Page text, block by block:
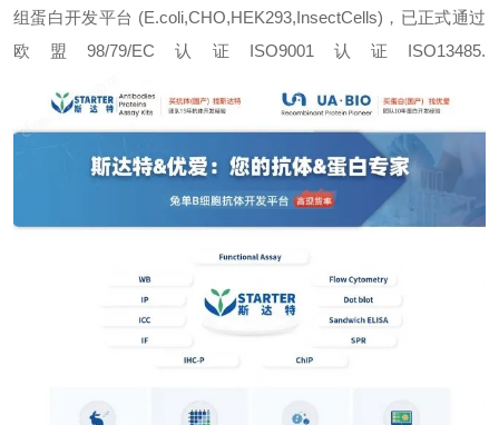
组蛋白开发平台 (E.coli,CHO,HEK293,InsectCells)，已正式通过
欧盟98/79/EC认证ISO9001认证ISO13485.